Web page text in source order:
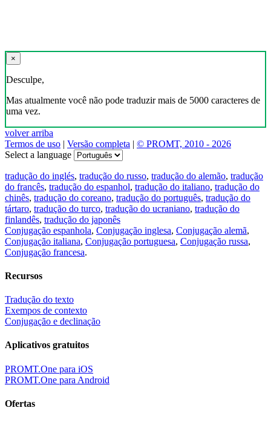
×
Desculpe,
Mas atualmente você não pode traduzir mais de 5000 caracteres de
uma vez.
volver arriba
Termos de uso | Versão completa | © PROMT, 2010 - 2026
Select a language
tradução do inglés, tradução do russo, tradução do alemão, tradução
do francês, tradução do espanhol, tradução do italiano, tradução do
chinês, tradução do coreano, tradução do português, tradução do
tártaro, tradução do turco, tradução do ucraniano, tradução do
finlandês, tradução do japonês
Conjugação espanhola, Conjugação inglesa, Conjugação alemã,
Conjugação italiana, Conjugação portuguesa, Conjugação russa,
Conjugação francesa.
Recursos
Tradução do texto
Exempos de contexto
Conjugação e declinação
Aplicativos gratuitos
PROMT.One para iOS
PROMT.One para Android
Ofertas